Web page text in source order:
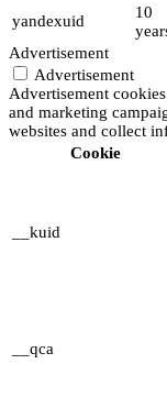
yandexuid
10
Advertisement
Advertisement
Advertisement
and marketing
websites and collect
Cookie
__kuid
__qca